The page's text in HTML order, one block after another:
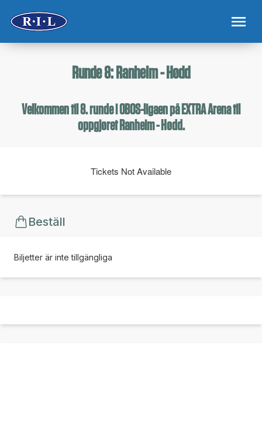
Runde 8: Ranheim - Hødd
Velkommen til 8. runde i OBOS-ligaen på EXTRA Arena til
oppgjøret Ranheim - Hødd.
Tickets Not Available
Beställ
Biljetter är inte tillgängliga